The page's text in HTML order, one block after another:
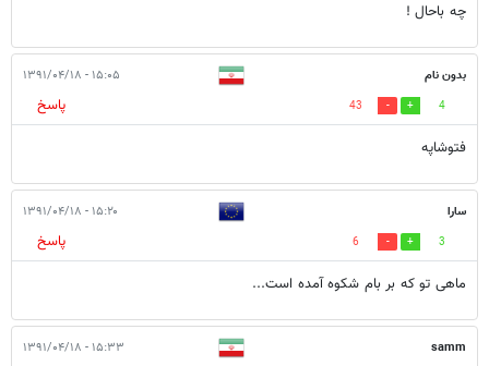
چه باحال !
بدون نام ۱۵:۰۵ - ۱۳۹۱/۰۴/۱۸
4
43
پاسخ
فتوشاپه
سارا ۱۵:۲۰ - ۱۳۹۱/۰۴/۱۸
3
6
پاسخ
ماهی تو که بر بام شکوه آمده است...
samm ۱۵:۳۳ - ۱۳۹۱/۰۴/۱۸